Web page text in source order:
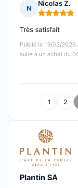
N
Nicolas Z.
Note : 5 sur
Publié le 19/02/2026
suite à un achat du
Très satisfait
1 2
Plantin SA